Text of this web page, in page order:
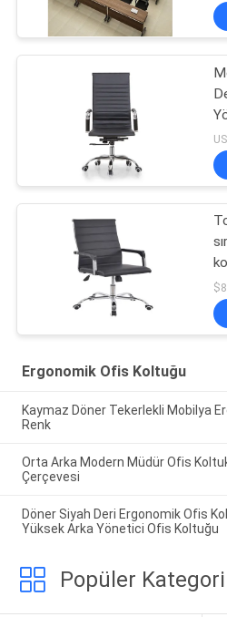
Ergonomik Ofis Koltuğu
Kaymaz Döner Tekerlekli Mobilya
Renk
Orta Arka Modern Müdür Ofis
Çerçevesi
Döner Siyah Deri Ergonomik Ofis
Yüksek Arka Yönetici Ofis Koltuğu
Popüler